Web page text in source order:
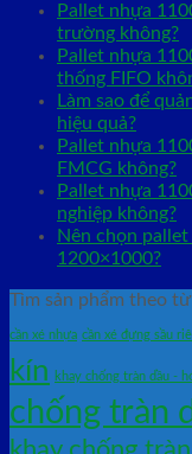
Pallet nhựa
trường không?
Pallet nhựa
thống FIFO
Làm sao để
hiệu quả?
Pallet nhựa
FMCG không?
Pallet nhựa
nghiệp không?
Nên chọn
1200×1000?
Tìm sản phẩm theo
cần xé nhựa cần xé đựng sầu
kín
khay chống tràn dầu -
chống tràn